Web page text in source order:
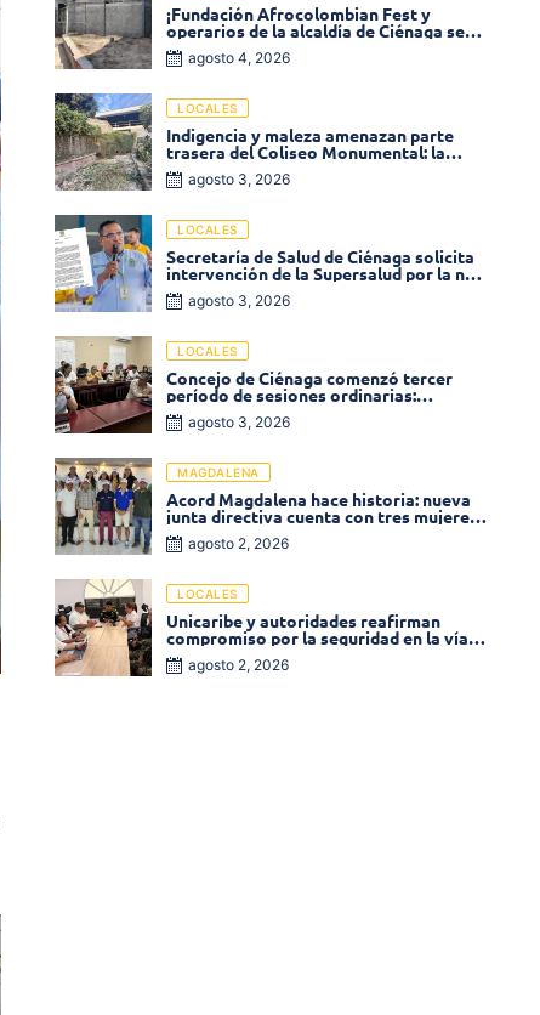
¡Fundación Afrocolombian Fest y
operarios de la alcaldía de Ciénaga se
ponen la 10! Realizan limpieza de la
parte posterior del Coliseo
agosto 4, 2026
LOCALES
Indigencia y maleza amenazan parte
trasera del Coliseo Monumental: la
comunidad exige acción inmediata!
agosto 3, 2026
LOCALES
Secretaría de Salud de Ciénaga solicita
intervención de la Supersalud por la no
entrega de medicamentos en las EPS
agosto 3, 2026
LOCALES
Concejo de Ciénaga comenzó tercer
período de sesiones ordinarias:
Operadores de la Sierra tema central de
la plenaria
agosto 3, 2026
MAGDALENA
Acord Magdalena hace historia: nueva
junta directiva cuenta con tres mujeres
y una en el Órgano de Control
agosto 2, 2026
LOCALES
Unicaribe y autoridades reafirman
compromiso por la seguridad en la vía al
Campus Costa Verde
agosto 2, 2026